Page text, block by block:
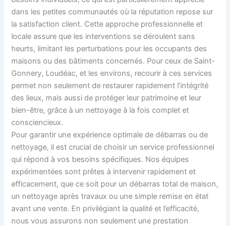
dans les petites communautés où la réputation repose sur
la satisfaction client. Cette approche professionnelle et
locale assure que les interventions se déroulent sans
heurts, limitant les perturbations pour les occupants des
maisons ou des bâtiments concernés. Pour ceux de Saint-
Gonnery, Loudéac, et les environs, recourir à ces services
permet non seulement de restaurer rapidement l’intégrité
des lieux, mais aussi de protéger leur patrimoine et leur
bien-être, grâce à un nettoyage à la fois complet et
consciencieux.
Pour garantir une expérience optimale de débarras ou de
nettoyage, il est crucial de choisir un service professionnel
qui répond à vos besoins spécifiques. Nos équipes
expérimentées sont prêtes à intervenir rapidement et
efficacement, que ce soit pour un débarras total de maison,
un nettoyage après travaux ou une simple remise en état
avant une vente. En privilégiant la qualité et l’efficacité,
nous vous assurons non seulement une prestation